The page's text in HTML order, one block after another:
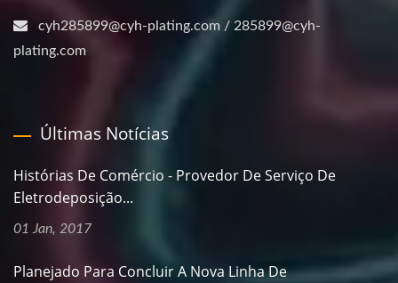
cyh285899@cyh-plating.com / 285899@cyh-
plating.com
Últimas Notícias
Histórias De Comércio - Provedor De Serviço De
Eletrodeposição...
01 Jan, 2017
Planejado Para Concluir A Nova Linha De